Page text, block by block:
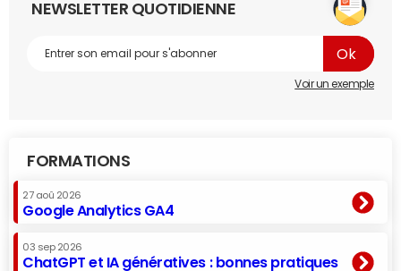
NEWSLETTER QUOTIDIENNE
Voir un exemple
FORMATIONS
27 aoû 2026
Google Analytics GA4
03 sep 2026
ChatGPT et IA génératives : bonnes pratiques